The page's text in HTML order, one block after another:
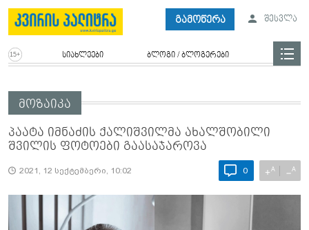
გამოწერა შესვლა
სიახლეები ბლოგი / ბლოგერები
მოზაიკა
პაატა იმნაძის ქალიშვილმა ახალშობილი
შვილის ფოტოები გაასაჯაროვა
2021, 12 სექტემბერი, 10:02 0 +A −A